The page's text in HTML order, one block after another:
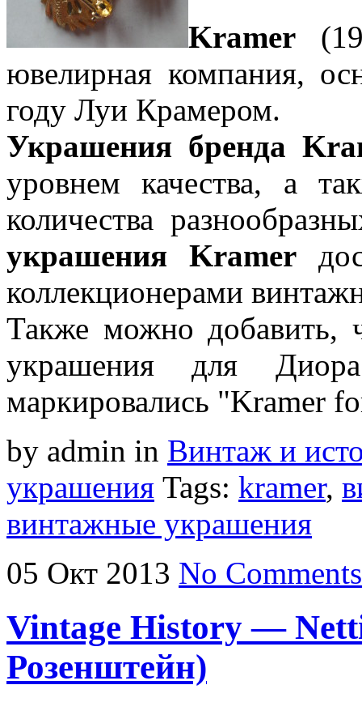
Kramer
ювелирная компания,
году Луи Крамером.
Украшения бренда
уровнем качества, а
количества
украшения Kramer
коллекционерами
Также можно добавить,
украшения для
маркировались "Kramer
by admin in Винтаж и
украшения Tags: kramer,
винтажные украшения
05 Окт 2013 No Comments
Vintage History —
Розенштейн)